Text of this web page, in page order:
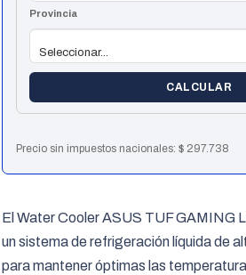
Provincia
CALCULAR
Precio sin impuestos nacionales:$ 297.738
El Water Cooler ASUS TUF GAMING
un sistema de refrigeración líquida de
para mantener óptimas las